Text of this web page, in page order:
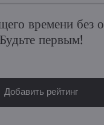
времени без
Будьте первым!
Добавить рейтинг